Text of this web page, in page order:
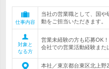
仕事内容
当社の営業職として、国
動をご担当いただきます。
対象と
なる方
営業未経験の方も応募OK
会社での営業活動経験ま
本社／東京都台東区北上